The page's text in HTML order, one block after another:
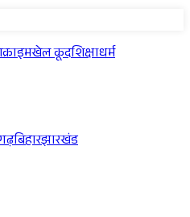
क्राइमखेल कूदशिक्षाधर्म
बिहारझारखंड